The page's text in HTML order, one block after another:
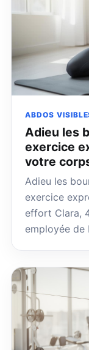
ABDOS
Adieu les
exercice
votre
Adieu les
exercice
effort Clara,
employée de